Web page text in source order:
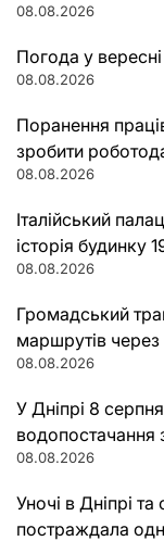
08.08.2026
Погода у
08.08.2026
Поранення
зробити
08.08.2026
Італійський
історія будинку
08.08.2026
Громадський
маршрутів
08.08.2026
У Дніпрі 8
водопостачання
08.08.2026
Уночі в Дніпрі
постраждала